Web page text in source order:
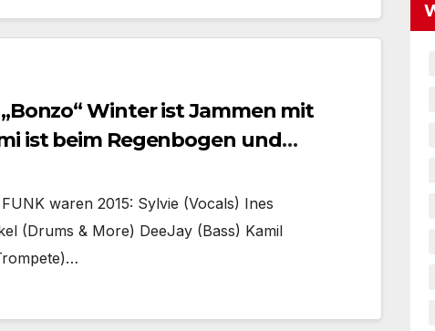
Winter ist Jammen mit
ist beim Regenbogen und
waren 2015: Sylvie (Vocals) Ines
(Drums & More) DeeJay (Bass) Kamil